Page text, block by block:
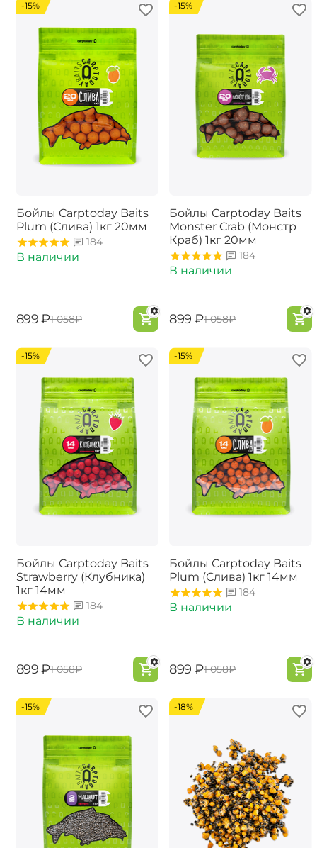
-15%
Бойлы Carptoday Baits
Plum (Слива) 1кг 20мм
184
В наличии
‍899‍ ₽‍1 058‍₽
-15%
Бойлы Carptoday Baits
Monster Crab (Монстр
Краб) 1кг 20мм
184
В наличии
‍899‍ ₽‍1 058‍₽
-15%
Бойлы Carptoday Baits
Strawberry (Клубника)
1кг 14мм
184
В наличии
‍899‍ ₽‍1 058‍₽
-15%
Бойлы Carptoday Baits
Plum (Слива) 1кг 14мм
184
В наличии
‍899‍ ₽‍1 058‍₽
-15% -18%